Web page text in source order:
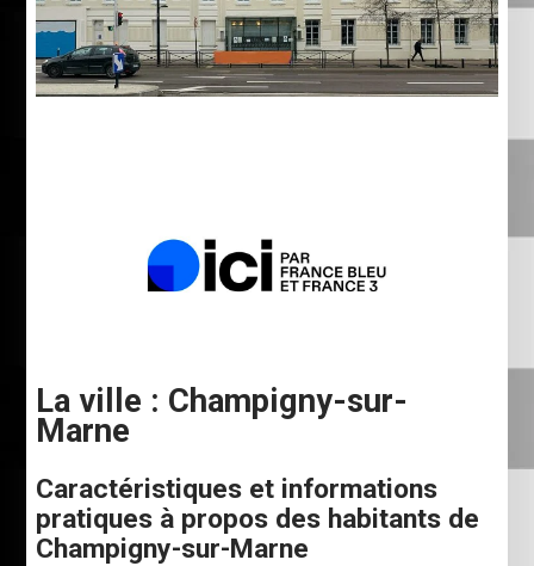
La ville : Champigny-sur-
Marne
Caractéristiques et informations
pratiques à propos des habitants de
Champigny-sur-Marne